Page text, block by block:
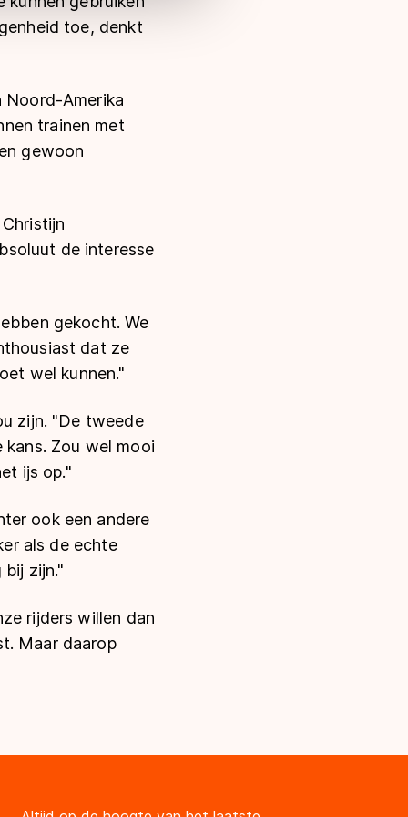
toe, denkt
Amerika
trainen met
gewoon
de interesse
gekocht. We
dat ze
wel kunnen."
zijn. "De tweede
Zou wel mooi
ijs op."
ook een andere
als de echte
zijn."
rijders willen dan
Maar daarop